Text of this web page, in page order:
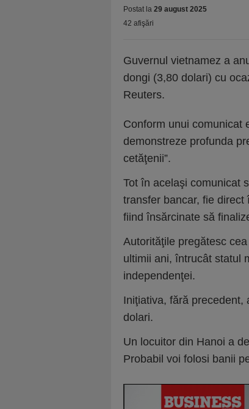
Postat la 29 august 2025
42 afişări
Guvernul vietnamez a
dongi (3,80 dolari) cu
Reuters.
Conform unui comunicat
demonstreze profunda
cetăţenii”.
Tot în acelaşi comunicat
transfer bancar, fie
fiind însărcinate să
Autorităţile pregătesc
ultimii ani, întrucât statul
independenţei.
Iniţiativa, fără precedent,
dolari.
Un locuitor din Hanoi a
Probabil voi folosi banii